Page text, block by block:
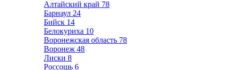
Алтайский край 78
Барнаул 24
Бийск 14
Белокуриха 10
Воронежская область 78
Воронеж 48
Лиски 8
Россошь 6